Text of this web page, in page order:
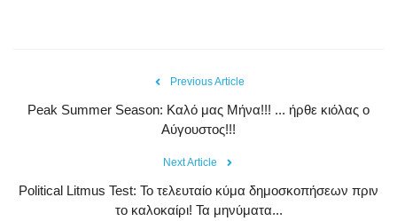
Previous Article
Peak Summer Season: Kαλό μας Μήνα!!! ... ήρθε κιόλας ο
Αύγουστος!!!
Next Article
Political Litmus Test: Το τελευταίο κύμα δημοσκοπήσεων πριν
το καλοκαίρι! Τα μηνύματα...